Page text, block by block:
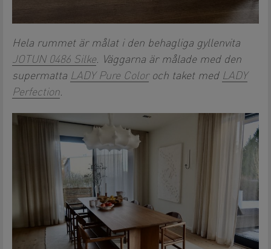
Hela rummet är målat i den behagliga gyllenvita
JOTUN 0486 Silke. Väggarna är målade med den
supermatta LADY Pure Coloroch taket med LADY
Perfection.